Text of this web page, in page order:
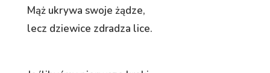
Mąż ukrywa swoje żądze,
lecz dziewice zdradza lice.